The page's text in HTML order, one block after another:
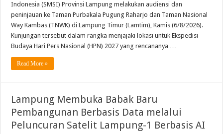
Indonesia (SMSI) Provinsi Lampung melakukan audiensi dan
peninjauan ke Taman Purbakala Pugung Raharjo dan Taman Nasional
Way Kambas (TNWK) di Lampung Timur (Lamtim), Kamis (6/8/2026).
Kunjungan tersebut dalam rangka menjajaki lokasi untuk Ekspedisi
Budaya Hari Pers Nasional (HPN) 2027 yang rencananya …
Read More »
Lampung Membuka Babak Baru
Pembangunan Berbasis Data melalui
Peluncuran Satelit Lampung-1 Berbasis AI